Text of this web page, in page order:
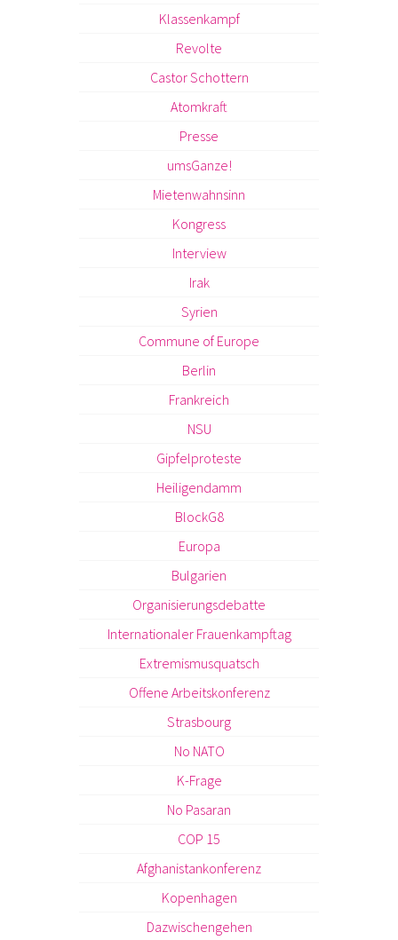
Klassenkampf
Revolte
Castor Schottern
Atomkraft
Presse
umsGanze!
Mietenwahnsinn
Kongress
Interview
Irak
Syrien
Commune of Europe
Berlin
Frankreich
NSU
Gipfelproteste
Heiligendamm
BlockG8
Europa
Bulgarien
Organisierungsdebatte
Internationaler Frauenkampftag
Extremismusquatsch
Offene Arbeitskonferenz
Strasbourg
No NATO
K-Frage
No Pasaran
COP 15
Afghanistankonferenz
Kopenhagen
Dazwischengehen